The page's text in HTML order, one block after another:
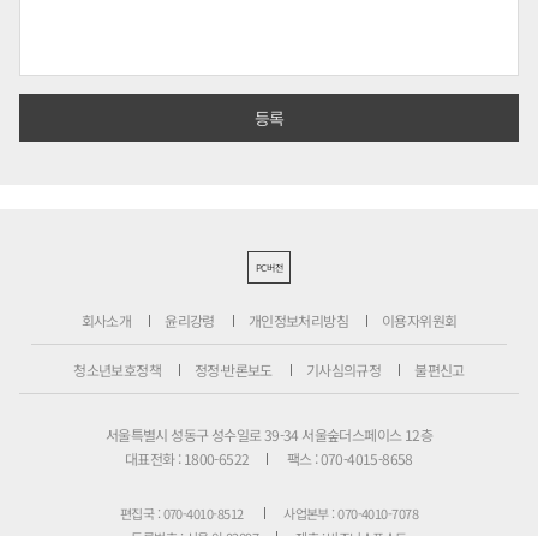
PC버전
회사소개 윤리강령 개인정보처리방침 이용자위원회
청소년보호정책 정정·반론보도 기사심의규정 불편신고
서울특별시 성동구 성수일로 39-34 서울숲더스페이스 12층
대표전화 : 1800-6522
팩스 : 070-4015-8658
편집국 : 070-4010-8512
사업본부 : 070-4010-7078